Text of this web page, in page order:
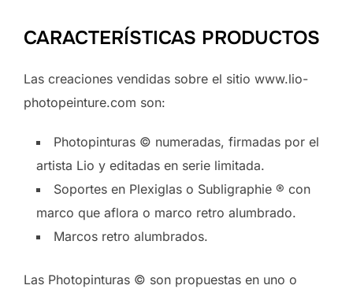
CARACTERÍSTICAS PRODUCTOS
Las creaciones vendidas sobre el sitio www.lio-
photopeinture.com son:
Photopinturas © numeradas, firmadas por el
artista Lio y editadas en serie limitada.
Soportes en Plexiglas o Subligraphie ® con
marco que aflora o marco retro alumbrado.
Marcos retro alumbrados.
Las Photopinturas © son propuestas en uno o